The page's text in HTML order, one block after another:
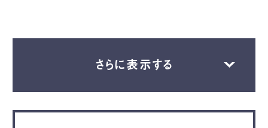
さらに表示する